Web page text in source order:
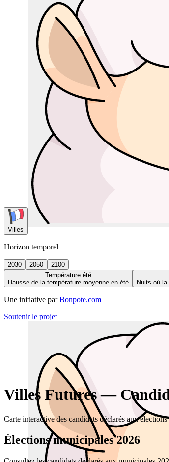
Villes
Horizon temporel
2030 2050
2100
Température été
Hausse de la température moyenne en été
Nuits où
Une initiative par Bonpote.com
Soutenir le projet
Villes Futures —
Carte interactive des candidats déclarés aux
Élections municipales 2026